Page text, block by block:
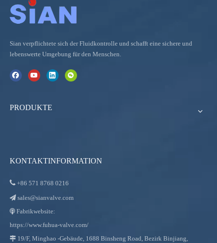
Sian verpflichtete sich der Fluidkontrolle und schafft eine sichere und
lebenswerte Umgebung für den Menschen.
PRODUKTE
KONTAKTINFORMATION
 +86 571 8768 0216
 sales@sianvalve.com
 Fabrikwebsite:
https://www.fuhua-valve.com/
 19/F, Minghao -Gebäude, 1688 Binsheng Road, Bezirk Binjiang,